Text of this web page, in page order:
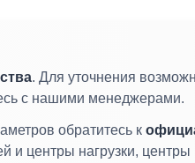
. Для уточнения
с нашими менеджерами.
обратитесь к
и центры нагрузки, центры